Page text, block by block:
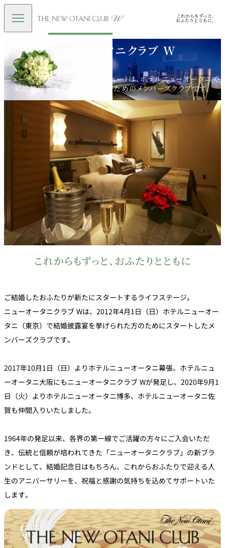
ニューオータニクラブ W
ニューオータニクラブ W（ダブリュー）は、ホテルニューオータニで
結婚披露宴を挙げられた方のためのメンバーズクラブです。
これからもずっと、おふたりとともに
ご結婚したおふたりが新たにスタートするライフステージ。
ニューオータニクラブ Wは、2012年4月1日（日）ホテルニューオー
タニ（東京）で結婚披露宴を挙げられた方のためにスタートしたメ
ンバーズクラブです。
2017年10月1日（日）よりホテルニューオータニ幕張、ホテルニュ
ーオータニ大阪にもニューオータニクラブ Wが発足し、2020年9月1
日（火）よりホテルニューオータニ博多、ホテルニューオータニ佐
賀も仲間入りいたしました。
1964年の発足以来、各界の第一線でご活躍の方々にご入会いただ
き、伝統と信頼が培われてきた「ニューオータニクラブ」の新ブラ
ンドとして、結婚記念日はもちろん、これからおふたりで迎える人
生のアニバーサリーを、祝福と感謝の気持ちを込めてサポートいた
します。